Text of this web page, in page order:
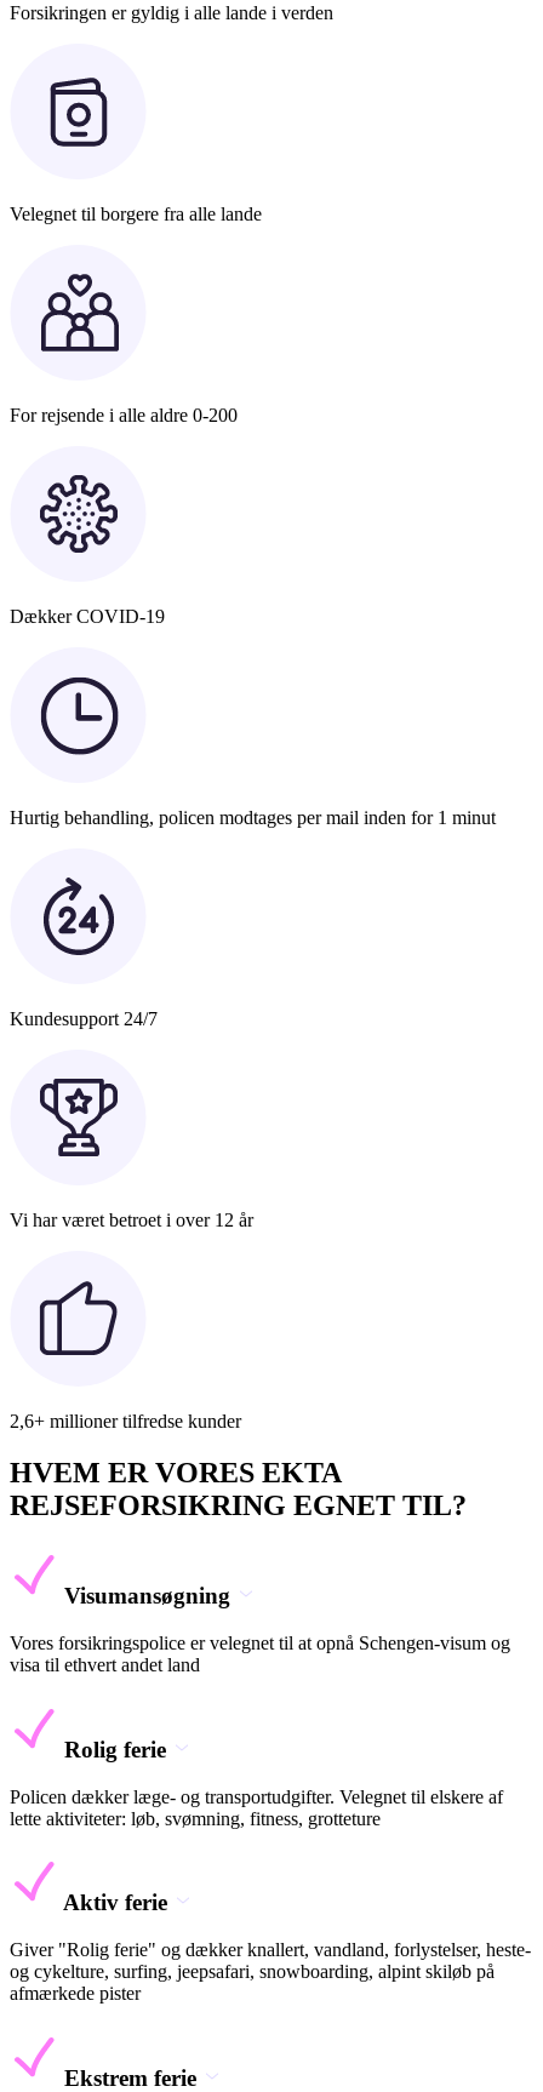
Forsikringen er gyldig i alle lande i verden
Velegnet til borgere fra alle lande
For rejsende i alle aldre 0-200
Dækker COVID-19
Hurtig behandling, policen modtages per mail inden for 1 minut
Kundesupport 24/7
Vi har været betroet i over 12 år
2,6+ millioner tilfredse kunder
HVEM ER VORES EKTA
REJSEFORSIKRING EGNET TIL?
Visumansøgning
Vores forsikringspolice er velegnet til at opnå Schengen-visum og
visa til ethvert andet land
Rolig ferie
Policen dækker læge- og transportudgifter. Velegnet til elskere af
lette aktiviteter: løb, svømning, fitness, grotteture
Aktiv ferie
Giver "Rolig ferie" og dækker knallert, vandland, forlystelser, heste-
og cykelture, surfing, jeepsafari, snowboarding, alpint skiløb på
afmærkede pister
Ekstrem ferie